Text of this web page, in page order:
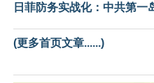
日菲防务实战化：中共第一
(更多首页文章......)